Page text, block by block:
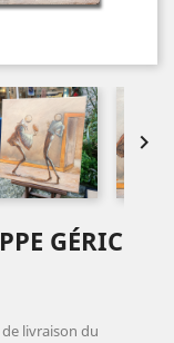

GÉRIC
livraison du